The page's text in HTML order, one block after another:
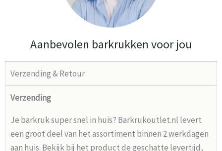
Aanbevolen barkrukken voor jou
Verzending & Retour
Verzending
Je barkruk super snel in huis? Barkrukoutlet.nl levert
een groot deel van het assortiment binnen 2 werkdagen
aan huis. Bekijk bij het product de geschatte levertijd,